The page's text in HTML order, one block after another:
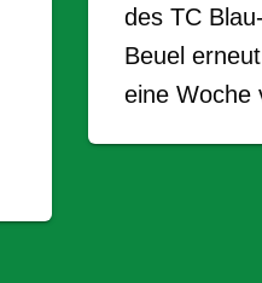
des TC
Beuel
eine Woche